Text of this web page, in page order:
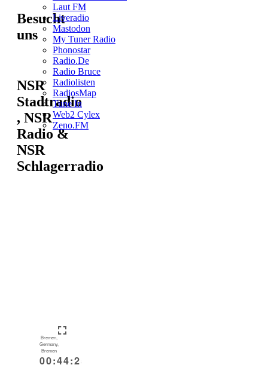
Laut FM
Liveradio
Mastodon
My Tuner Radio
Phonostar
Radio.de
Radio Bruce
Radiolisten
RadiosMap
Tune In
Web2 Cylex
Zeno.FM
Besucht
uns
NSR
Stadtradio
, NSR
Radio &
NSR
Schlagerradio